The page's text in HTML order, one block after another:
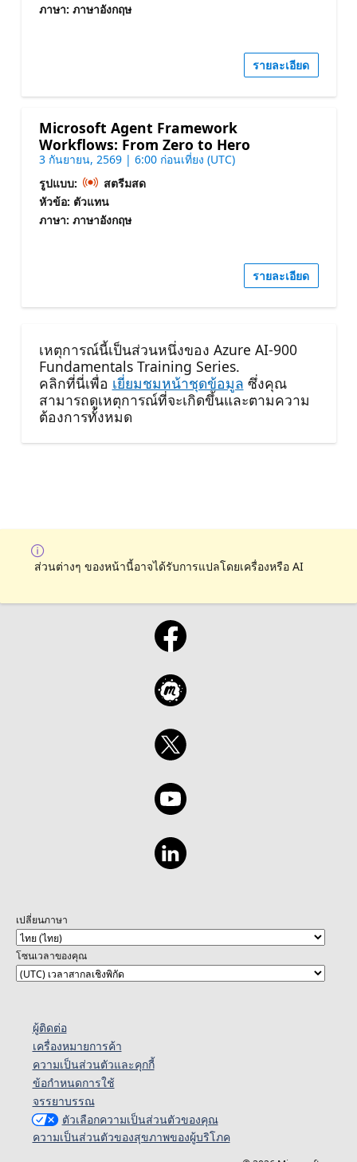
ภาษา: ภาษาอังกฤษ
รายละเอียด
Microsoft Agent Framework
Workflows: From Zero to Hero
3 กันยายน, 2569 | 6:00 ก่อนเที่ยง (UTC)
รูปแบบ:
สตรีมสด
หัวข้อ: ตัวแทน
ภาษา: ภาษาอังกฤษ
รายละเอียด
เหตุการณ์นี้เป็นส่วนหนึ่งของ Azure AI-900
Fundamentals Training Series.
คลิกที่นี่เพื่อ เยี่ยมชมหน้าชุดข้อมูล ซึ่งคุณ
สามารถดูเหตุการณ์ที่จะเกิดขึ้นและตามความ
ต้องการทั้งหมด
ส่วนต่างๆ ของหน้านี้อาจได้รับการแปลโดยเครื่องหรือ AI
เปลี่ยนภาษา
โซนเวลาของคุณ
ผู้ติดต่อ
เครื่องหมายการค้า
ความเป็นส่วนตัวและคุกกี้
ข้อกำหนดการใช้
จรรยาบรรณ
ตัวเลือกความเป็นส่วนตัวของคุณ
ความเป็นส่วนตัวของสุขภาพของผู้บริโภค